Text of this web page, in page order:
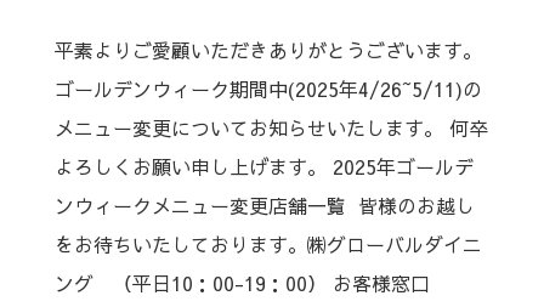
平素よりご愛顧いただきありがとうございます。
ゴールデンウィーク期間中(2025年4/26~5/11)の
メニュー変更についてお知らせいたします。 何卒
よろしくお願い申し上げます。 2025年ゴールデ
ンウィークメニュー変更店舗一覧 皆様のお越し
をお待ちいたしております。㈱グローバルダイニ
ング （平日10：00-19：00） お客様窓口